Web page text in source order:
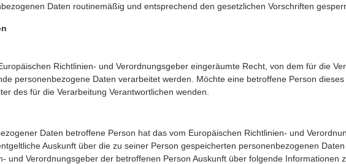
Daten routinemäßig und entsprechend den gesetzlichen Vorschriften
Richtlinien- und Verordnungsgeber eingeräumte Recht, von dem für die
personenbezogene Daten verarbeitet werden. Möchte eine betroffene Person
des für die Verarbeitung Verantwortlichen wenden.
Daten betroffene Person hat das vom Europäischen Richtlinien- und
Auskunft über die zu seiner Person gespeicherten personenbezogenen
und Verordnungsgeber der betroffenen Person Auskunft über folgende Informationen